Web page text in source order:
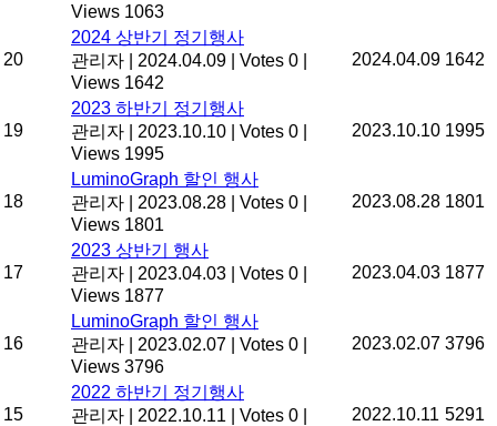
Views 1063
20
2024 상반기 정기행사
관리자
2024.04.09 Votes 0
Views 1642
2024.04.09 1642
19
2023 하반기 정기행사
관리자
2023.10.10 Votes 0
Views 1995
2023.10.10 1995
18
LuminoGraph 할인 행사
관리자
2023.08.28 Votes 0
Views 1801
2023.08.28 1801
17
2023 상반기 행사
관리자
2023.04.03 Votes 0
Views 1877
2023.04.03 1877
16
LuminoGraph 할인 행사
관리자
2023.02.07 Votes 0
Views 3796
2023.02.07 3796
15
2022 하반기 정기행사
관리자
2022.10.11 Votes 0 2022.10.11 5291